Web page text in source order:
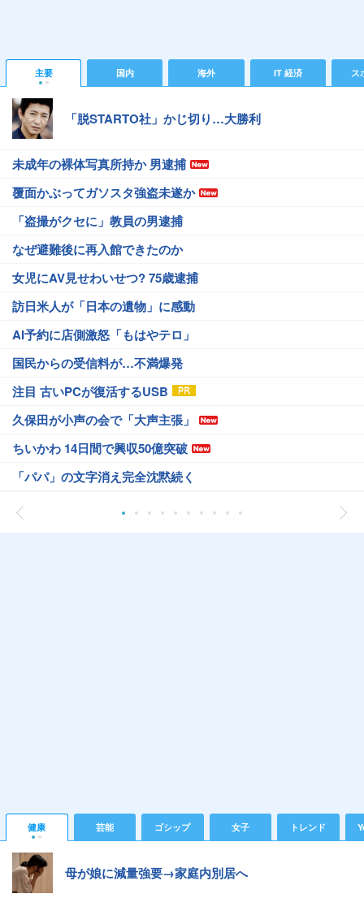
主要 国内 海外 IT 経済 ス
「脱STARTO社」かじ切り…大勝利
未成年の裸体写真所持か 男逮捕
覆面かぶってガソスタ強盗未遂か
「盗撮がクセに」教員の男逮捕
なぜ避難後に再入館できたのか
女児にAV見せわいせつ? 75歳逮捕
訪日米人が「日本の遺物」に感動
AI予約に店側激怒「もはやテロ」
国民からの受信料が…不満爆発
注目 古いPCが復活するUSB
久保田が小声の会で「大声主張」
ちいかわ 14日間で興収50億突破
「パパ」の文字消え完全沈黙続く
健康 芸能 ゴシップ 女子 トレンド
母が娘に減量強要→家庭内別居へ